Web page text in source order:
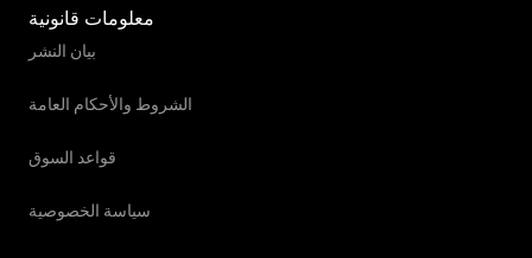
معلومات قانونية
بيان النشر
الشروط والأحكام العامة
قواعد السوق
سياسة الخصوصية